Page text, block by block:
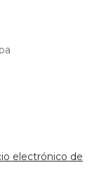
electrónico de